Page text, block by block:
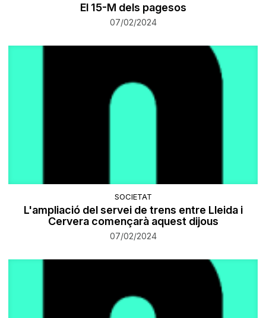
​El 15-M dels pagesos
07/02/2024
SOCIETAT
L'ampliació del servei de trens entre Lleida i
Cervera començarà aquest dijous
07/02/2024